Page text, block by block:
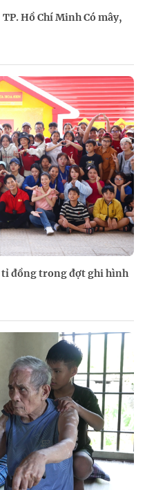
Hồ Chí Minh Có mây,
tỉ đồng trong đợt ghi hình